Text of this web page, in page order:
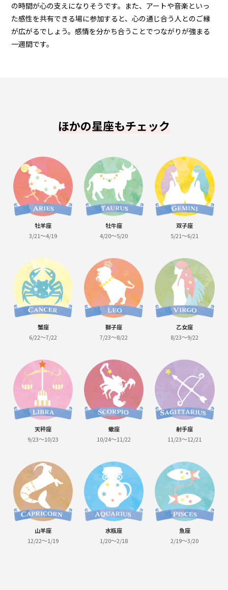
の時間が心の支えになりそうです。また、アートや音楽といっ
た感性を共有できる場に参加すると、心の通じ合う人とのご縁
が広がるでしょう。感情を分かち合うことでつながりが強まる
一週間です。
ほかの星座もチェック
牡羊座
3/21～4/19
牡牛座
4/20～5/20
双子座
5/21～6/21
蟹座
6/22～7/22
獅子座
7/23～8/22
乙女座
8/23～9/22
天秤座
9/23～10/23
蠍座
10/24～11/22
射手座
11/23～12/21
山羊座
12/22～1/19
水瓶座
1/20～2/18
魚座
2/19～3/20